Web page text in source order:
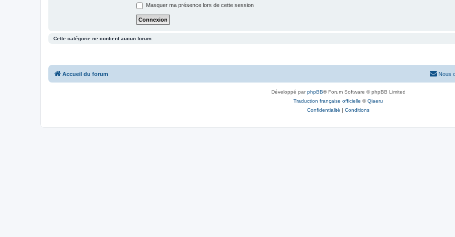
Masquer ma présence lors de cette session
Cette catégorie ne contient aucun forum.
Accueil du forum Nous
Développé parphpBB® Forum Software © phpBB Limited
Traduction française officielle ©Qiaeru
Confidentialité | Conditions